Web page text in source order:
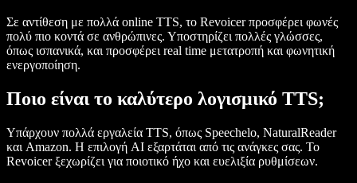
Σε αντίθεση με πολλά online TTS, το Revoicer προσφέρει φωνές
πολύ πιο κοντά σε ανθρώπινες. Υποστηρίζει πολλές γλώσσες,
όπως ισπανικά, και προσφέρει real time μετατροπή και φωνητική
ενεργοποίηση.
Ποιο είναι το καλύτερο λογισμικό TTS;
Υπάρχουν πολλά εργαλεία TTS, όπως Speechelo, NaturalReader
και Amazon. Η επιλογή AI εξαρτάται από τις ανάγκες σας. Το
Revoicer ξεχωρίζει για ποιοτικό ήχο και ευελιξία ρυθμίσεων.